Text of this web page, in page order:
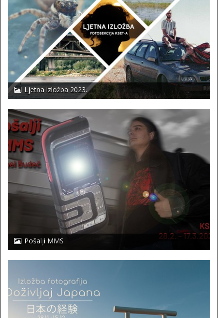
Ljetna izložba 2023.
Pošalji MMS